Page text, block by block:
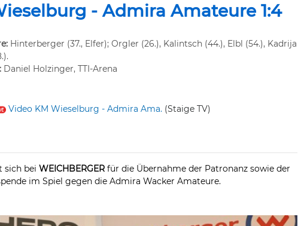
- Admira Amateure 1:4
Hinterberger (37., Elfer); Orgler (26.), Kalintsch (44.), Elbl (54.), Kadrija
Daniel Holzinger, TTI-Arena
Video KM Wieselburg - Admira Ama.(Staige TV)
sich bei WEICHBERGER für die Übernahme der Patronanz sowie der
im Spiel gegen die Admira Wacker Amateure.